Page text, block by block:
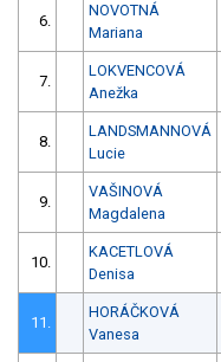
6.
NOVOTNÁ
Mariana
7.
LOKVENCOVÁ
Anežka
8.
LANDSMANNOVÁ
Lucie
9.
VAŠINOVÁ
Magdalena
10.
KACETLOVÁ
Denisa
11.
HORÁČKOVÁ
Vanesa